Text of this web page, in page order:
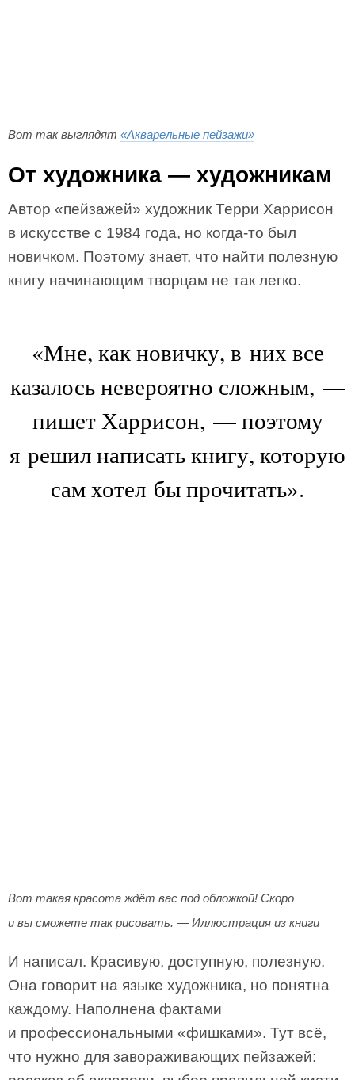
Вот так выглядят «Акварельные пейзажи»
От художника — художникам
Автор «пейзажей» художник Терри Харрисон
в искусстве с 1984 года, но когда-то был
новичком. Поэтому знает, что найти полезную
книгу начинающим творцам не так легко.
«Мне, как новичку, в них все
казалось невероятно сложным, —
пишет Харрисон, — поэтому
я решил написать книгу, которую
сам хотел бы прочитать».
Вот такая красота ждёт вас под обложкой! Скоро
и вы сможете так рисовать. — Иллюстрация из книги
И написал. Красивую, доступную, полезную.
Она говорит на языке художника, но понятна
каждому. Наполнена фактами
и профессиональными «фишками». Тут всё,
что нужно для завораживающих пейзажей: